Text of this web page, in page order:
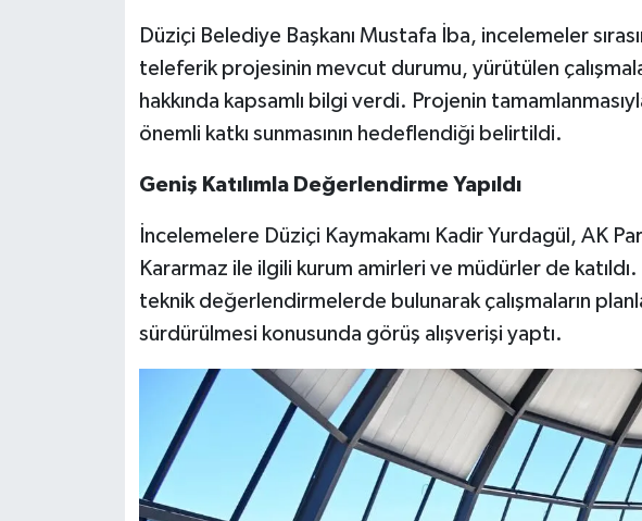
Düziçi Belediye Başkanı Mustafa İba, incelemeler
teleferik projesinin mevcut durumu, yürütülen
hakkında kapsamlı bilgi verdi. Projenin
önemli katkı sunmasının hedeflendiği belirtildi.
Geniş Katılımla Değerlendirme Yapıldı
İncelemelere Düziçi Kaymakamı Kadir Yurdagül, AK
Kararmaz ile ilgili kurum amirleri ve müdürler de
teknik değerlendirmelerde bulunarak çalışmaların
sürdürülmesi konusunda görüş alışverişi yaptı.